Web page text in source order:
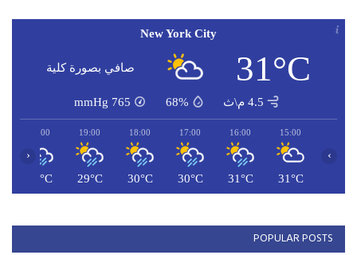
New York City
31°C صافي بصورة كلية
4.5 م\ث 68%
765
mmHg
15:00
31°C
16:00
31°C
17:00
30°C
18:00
30°C
19:00
29°C
20:00
28°C
‹ ›
POPULAR POSTS